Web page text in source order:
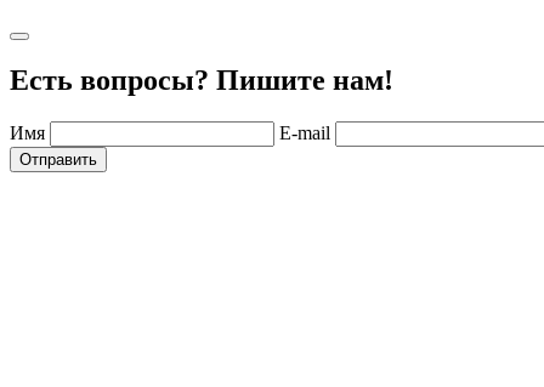
Есть вопросы? Пишите нам!
Имя E-mail